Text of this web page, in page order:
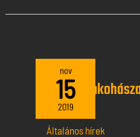
nov
15
2019
A 20.
Napról….
Általános hírek
20.
Fémkohászati
Szakmai